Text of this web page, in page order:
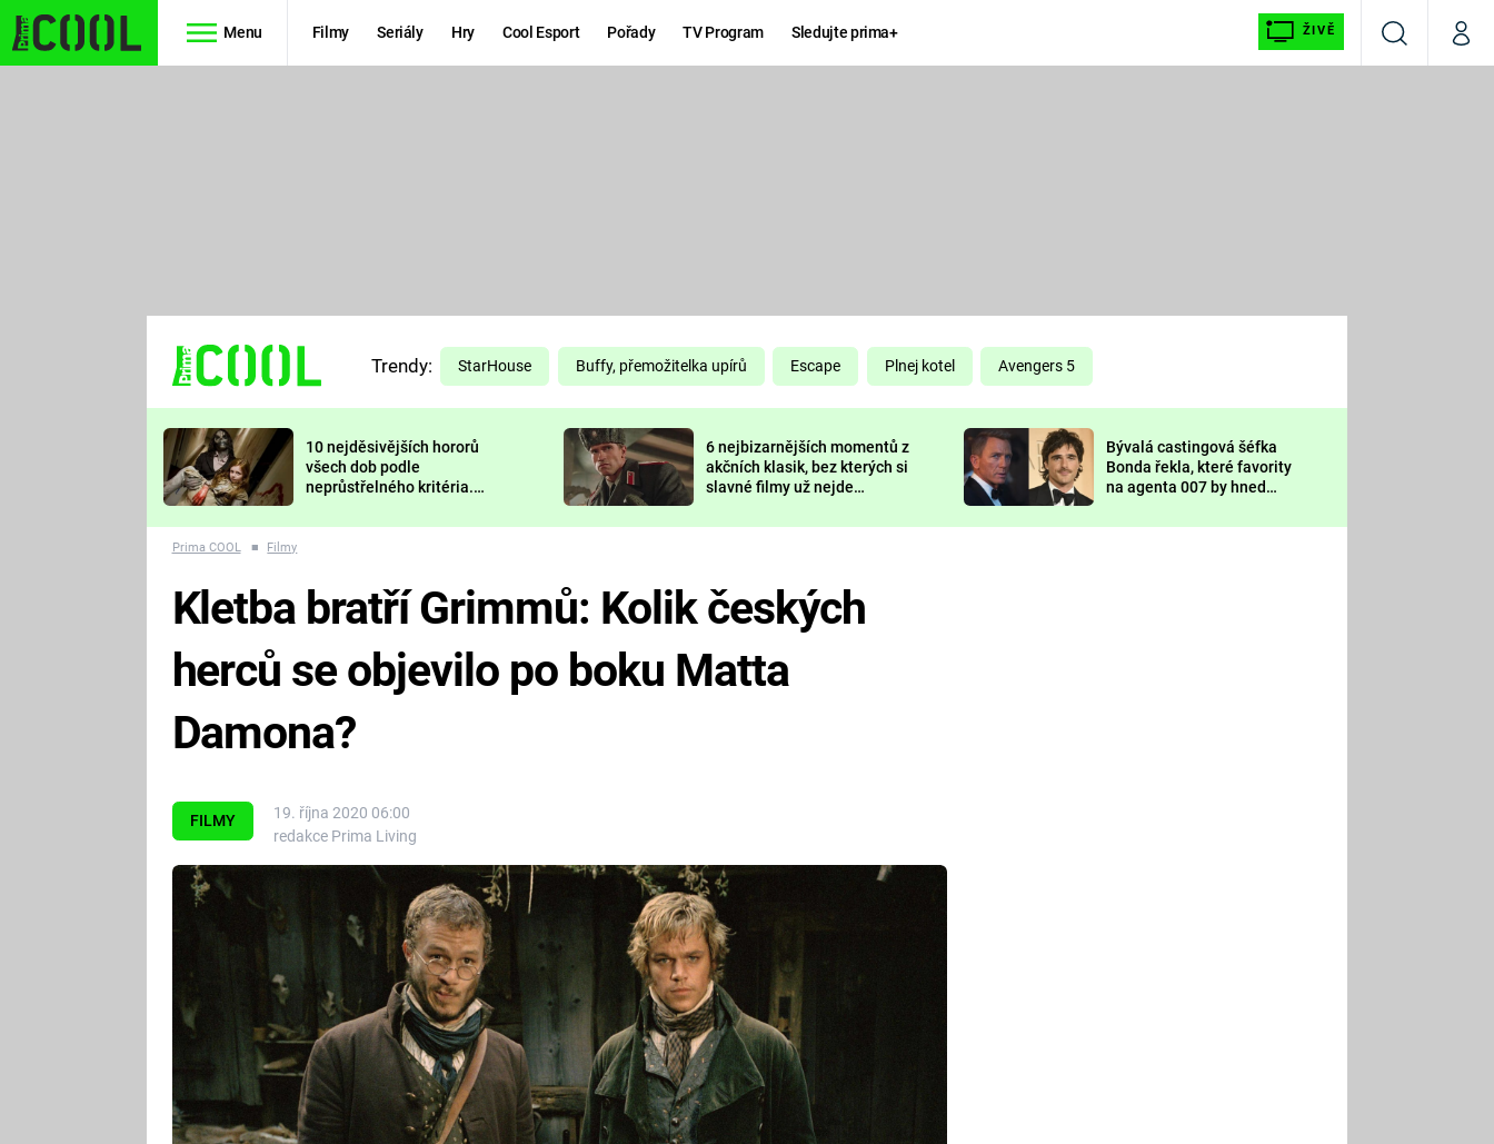
Menu Filmy Seriály Hry Cool Esport Pořady TV Program Sledujte prima+ ŽIVĚ
VyhledáváníMůj
TŘESKU
FUTURAMA
PREDÁTOR
DELIVERANCE
KOMEDIE
CHUCK
NORRIS
DEADPOOL
Prima LAJK
Sledujte nás
Trendy: StarHouse Buffy, přemožitelka upírů Escape Plnej kotel Avengers 5
10 nejděsivějších hororů
všech dob podle
neprůstřelného kritéria.
nejvíc zvednou tep?
6 nejbizarnějších momentů z
akčních klasik, bez kterých si
slavné filmy už nejde
Bývalá castingová šéfka
Bonda řekla, které favority
na agenta 007 by hned
Prima COOL ■ Filmy
FILMY
19. října 2020 06:00
redakce Prima Living
Kletba bratří Grimmů: Kolik českých
herců se objevilo po boku Matta
Damona?